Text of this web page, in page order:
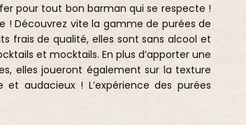
pour tout bon barman qui se respecte !
! Découvrez vite la gamme de purées de
frais de qualité, elles sont sans alcool et
et mocktails. En plus d’apporter une
elles joueront également sur la texture
audacieux ! L’expérience des purées